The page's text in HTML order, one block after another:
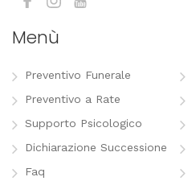
Menù
Preventivo Funerale
Preventivo a Rate
Supporto Psicologico
Dichiarazione Successione
Faq